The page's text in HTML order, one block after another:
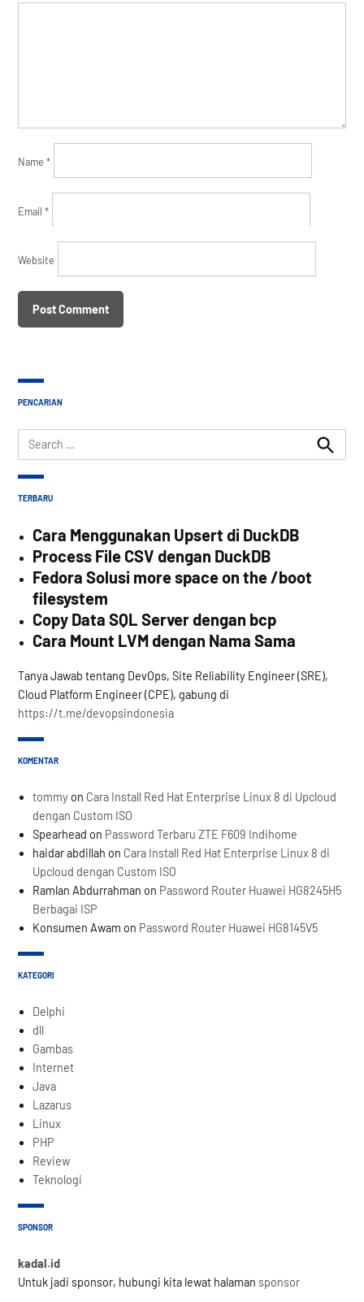
Name*
Email*
Website
PENCARIAN
Search
for:
Search
TERBARU
Cara Menggunakan Upsert di DuckDB
Process File CSV dengan DuckDB
Fedora Solusi more space on the /boot
filesystem
Copy Data SQL Server dengan bcp
Cara Mount LVM dengan Nama Sama
Tanya Jawab tentang DevOps, Site Reliability Engineer (SRE),
Cloud Platform Engineer (CPE), gabung di
https://t.me/devopsindonesia
KOMENTAR
tommy on Cara Install Red Hat Enterprise Linux 8 di Upcloud
dengan Custom ISO
Spearhead on Password Terbaru ZTE F609 Indihome
haidar abdillah on Cara Install Red Hat Enterprise Linux 8 di
Upcloud dengan Custom ISO
Ramlan Abdurrahman on Password Router Huawei HG8245H5
Berbagai ISP
Konsumen Awam on Password Router Huawei HG8145V5
KATEGORI
Delphi
dll
Gambas
Internet
Java
Lazarus
Linux
PHP
Review
Teknologi
SPONSOR
kadal.id
Untuk jadi sponsor, hubungi kita lewat halaman sponsor